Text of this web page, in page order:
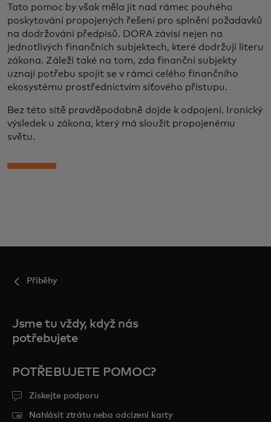
Tato pomoc by však měla jít nad rámec pouhého
poskytování propojených řešení pro splnění požadavků
na dodržování předpisů. DORA závisí nejen na
jednotlivých finančních subjektech, které dodržují literu
zákona. Záleží také na tom, zda finanční subjekty
uznají potřebu spojit se v rámci celého finančního
ekosystému prostřednictvím síťového přístupu.
Bez této sítě pravděpodobně dojde k odpojení. Ironický
výsledek u zákona, který má sloužit propojenému
světu.
Příběhy
Jsme tu vždy, když nás
potřebujete
POTŘEBUJETE POMOC?
Získejte podporu
Nahlásit ztrátu nebo odcizení karty